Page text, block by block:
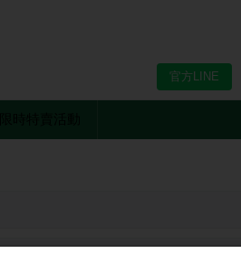
官方LINE